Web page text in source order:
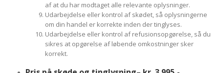
af at du har modtaget alle relevante oplysninger.
Udarbejdelse eller kontrol af skødet, så oplysningerne
om din handel er korrekte inden der tinglyses.
Udarbejdelse eller kontrol af refusionsopgørelse, så du
sikres at opgørelse af løbende omkostninger sker
korrekt.